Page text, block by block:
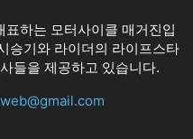
하는 모터사이클 매거진입
승기와 라이더의 라이프스타
들을 제공하고 있습니다.